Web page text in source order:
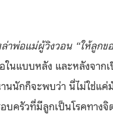
ล่าพ่อแม่ผู้วิงวอน “ให้ลูกข
ในแบบหลัง และหลังจาก
นนักก็จะพบว่า นี่ไม่ใช่แค่มั
บครัวที่มีลูกเป็นโรคทางจิ